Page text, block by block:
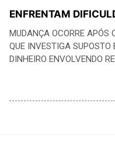
ENFRENTAM
MUDANÇA OCORRE APÓS
QUE INVESTIGA SUPOSTO
DINHEIRO ENVOLVENDO